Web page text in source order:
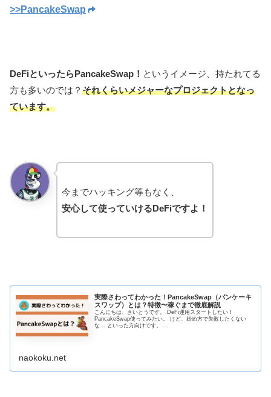
>>PancakeSwap
DeFiといったらPancakeSwap！ というイメージ、持たれてる
方も多いのでは？ それくらいメジャーなプロジェクトとなっ
ています。
今までハッキング等もなく、
安心して使っていけるDeFiですよ！
実際さわってわかった！PancakeSwap（パンケーキ
スワップ）とは？特徴〜稼ぐまで徹底解説
こんにちは、さいとうです。 DeFi運用スタートしたい！
PancakeSwap使ってみたい。 けど、始め方で失敗したくない
な... といった方向けです。 ...
naokoku.net